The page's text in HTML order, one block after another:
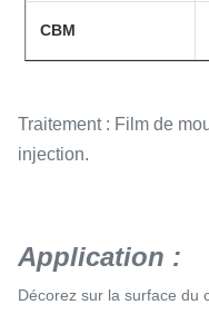
CBM
Traitement : Film de
injection.
Application :
Décorez sur la surface du